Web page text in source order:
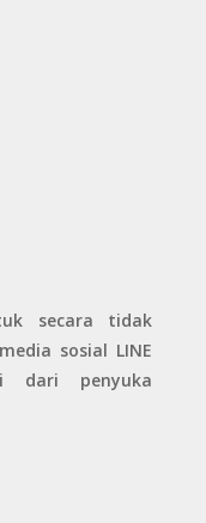
secara tidak
sosial LINE
dari penyuka